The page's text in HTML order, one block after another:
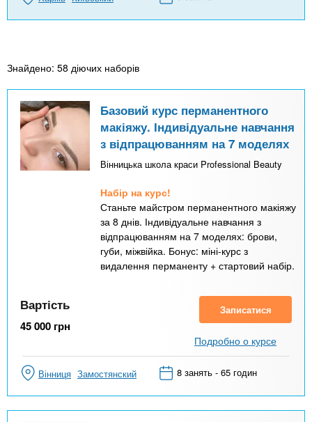
Знайдено: 58 діючих наборів
Базовий курс перманентного
макіяжу. Індивідуальне навчання
з відпрацюванням на 7 моделях
Вінницька школа краси Professional Beauty
Набір на курс!
Станьте майстром перманентного макіяжу
за 8 днів. Індивідуальне навчання з
відпрацюванням на 7 моделях: брови,
губи, міжвійка. Бонус: міні-курс з
видалення перманенту + стартовий набір.
Вартість
45 000 грн
Записатися
Подробно о курсе
Вінниця Замостянский 8 занять - 65 годин